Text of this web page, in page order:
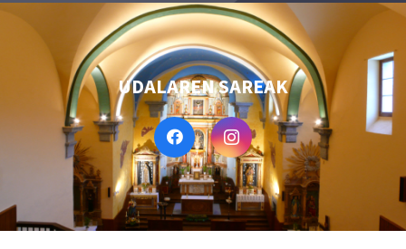
UDALAREN SAREAK